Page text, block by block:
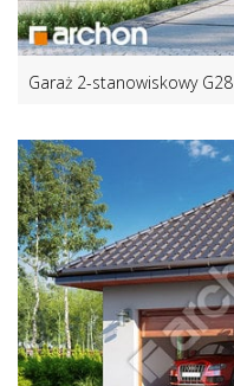
Garaż 2-stanowiskowy G28